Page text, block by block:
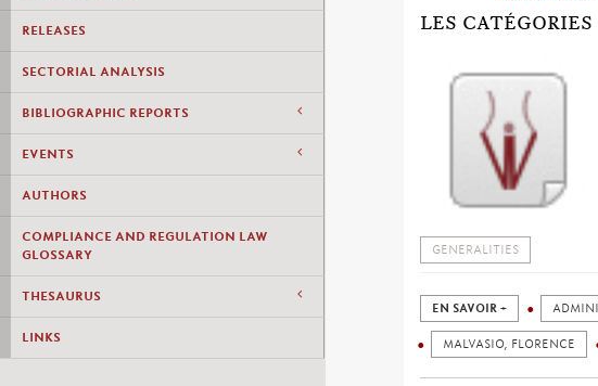
RELEASES
SECTORIAL ANALYSIS
BIBLIOGRAPHIC REPORTS
EVENTS
AUTHORS
COMPLIANCE AND REGULATION LAW
GLOSSARY
THESAURUS
LINKS
LES
GENERALITIES
EN SAVOIR +
MALVASIO, FLORENCE